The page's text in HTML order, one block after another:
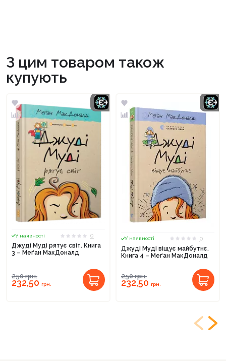
З цим товаром також
купують
У наявності
0
Джуді Муді рятує світ. Книга
3 – Меґан МакДоналд
250грн.
232,50 грн.
У наявності
0
Джуді Муді віщує майбутнє.
Книга 4 – Меґан МакДоналд
250грн.
232,50 грн.